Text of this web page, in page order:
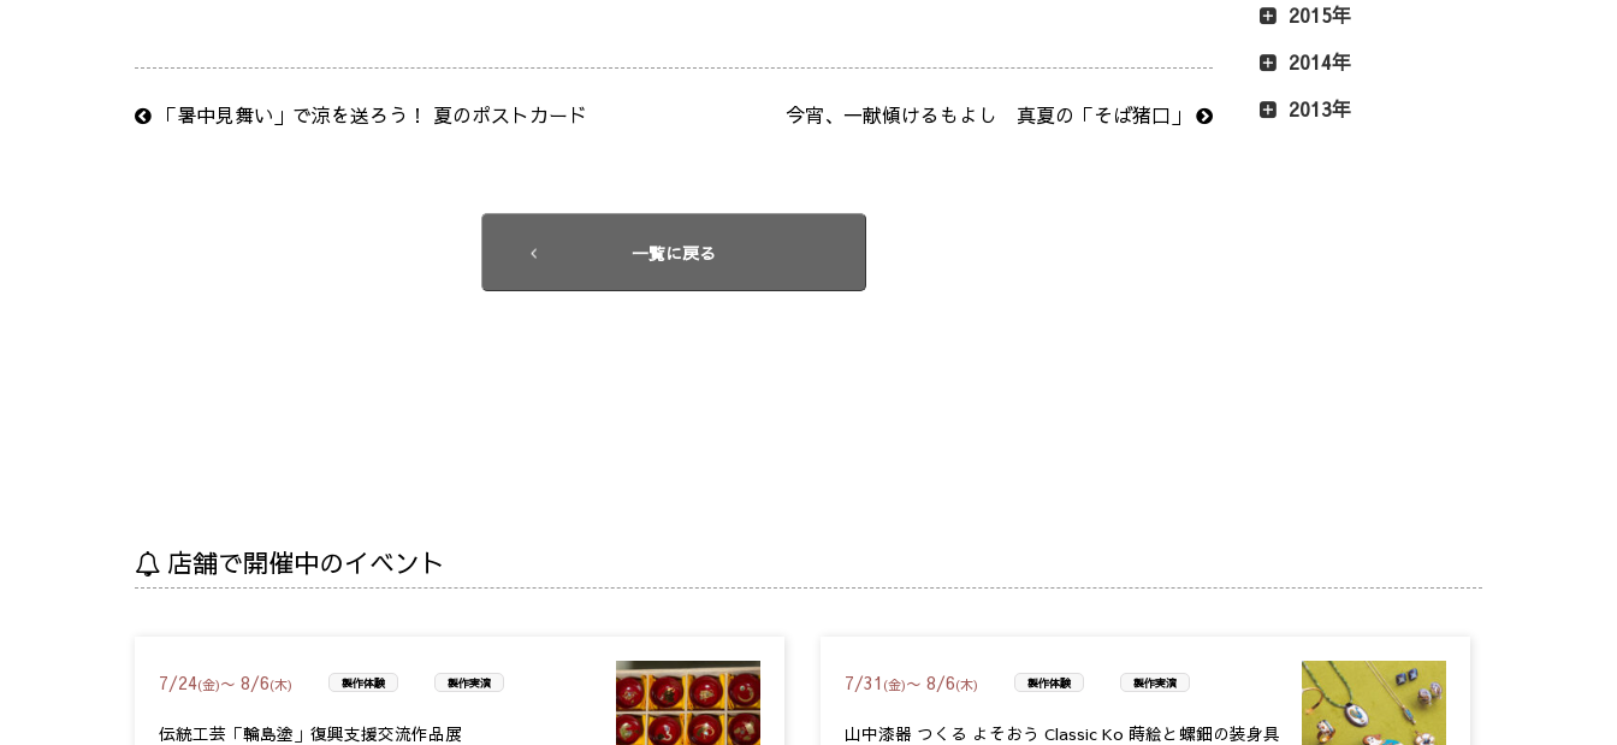
「暑中見舞い」で涼を送ろう！ 夏のポストカード 今宵、一献傾けるもよし 真夏の「そば猪口」
一覧に戻る
2015年
2014年
2013年
店舗で開催中のイベント
7/24(金)〜 8/6(木) 製作体験 製作実演
伝統工芸「輪島塗」復興支援交流作品展
7/31 (金)〜 8/6(木) 製作体験 製作実演
山中漆器 つくる よそおう Classic Ko 蒔絵と螺鈿の装身具